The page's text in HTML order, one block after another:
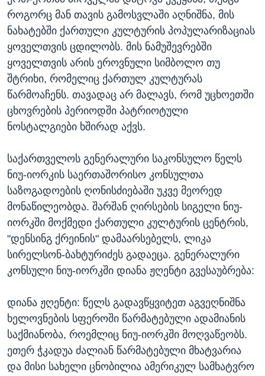
როგორც მან თავის გამოსვლაში აღნიშნა, მის
ნახატებში ქართული კულტურის პოპულარიზაციას
ყოველთვის ცდილობს. მის ნამუშევრებში
ყოველთვის არის ეროვნული სიმბოლო თუ
შტრიხი, რომელიც ქართულ კულტურას
წარმოაჩენს. თავადაც არ მალავს, რომ უცხოეთში
ცხოვრების პერიოდში პატრიოტული
ნოსტალგიები ხშირად აქვს.
საქართველოს გენერალური საკონსულო წელს
ნიუ-იორკის საერთაშორისო კონსულთა
საზოგადოების ღონისძიებაში უკვე მეორედ
მონაწილეობდა. შარშან ღირსების სიგელი ნიუ-
იორკში მოქმედი ქართული კულტურის ცენტრის,
"დენსინგ ქრეინის" დამაარსებელს, ლიკა
სირელსონ-ბახტურიძეს გადაეცა. გენერალური
კონსული ნიუ-იორკში დიანა ჟღენტი გვესაუბრება:
დიანა ჟღენტი: წელს გადავწყვიტეთ აგვეღნიშნა
ხელოვნების სფეროში წარმატებული ადამიანის
საქმიანობა, როემლიც ნიუ-იორკში მოღვაწეობს.
ეთერ ჭკადუა ძალიან წარმატებული მხატვარია
და მისი სახელი ცნობილია ამერიკულ სამხატვრო